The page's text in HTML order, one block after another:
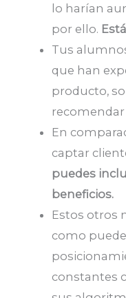
lo harían
por ello.
Tus
que han
producto,
recomendar
En
captar
puedes
beneficios.
Estos otros
como
constantes